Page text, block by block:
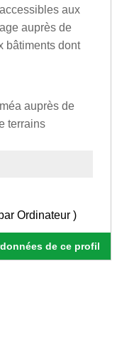
aux
auprès de
bâtiments dont
auprès de
terrains
Ordinateur )
de ce profil